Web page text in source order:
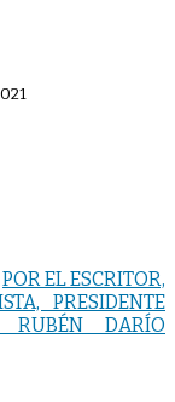
POR EL ESCRITOR,
PRESIDENTE
RUBÉN DARÍO